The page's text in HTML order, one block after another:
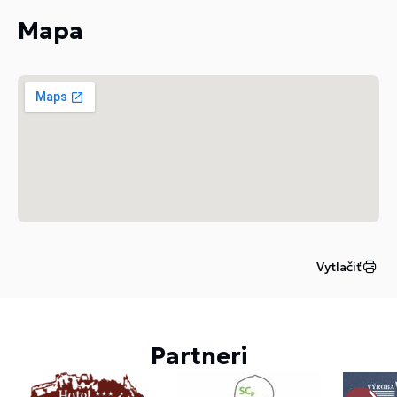
Mapa
Vytlačiť
Partneri